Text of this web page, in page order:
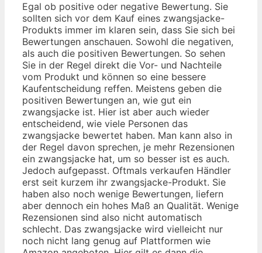
Egal ob positive oder negative Bewertung. Sie
sollten sich vor dem Kauf eines zwangsjacke-
Produkts immer im klaren sein, dass Sie sich bei
Bewertungen anschauen. Sowohl die negativen,
als auch die positiven Bewertungen. So sehen
Sie in der Regel direkt die Vor- und Nachteile
vom Produkt und können so eine bessere
Kaufentscheidung reffen. Meistens geben die
positiven Bewertungen an, wie gut ein
zwangsjacke ist. Hier ist aber auch wieder
entscheidend, wie viele Personen das
zwangsjacke bewertet haben. Man kann also in
der Regel davon sprechen, je mehr Rezensionen
ein zwangsjacke hat, um so besser ist es auch.
Jedoch aufgepasst. Oftmals verkaufen Händler
erst seit kurzem ihr zwangsjacke-Produkt. Sie
haben also noch wenige Bewertungen, liefern
aber dennoch ein hohes Maß an Qualität. Wenige
Rezensionen sind also nicht automatisch
schlecht. Das zwangsjacke wird vielleicht nur
noch nicht lang genug auf Plattformen wie